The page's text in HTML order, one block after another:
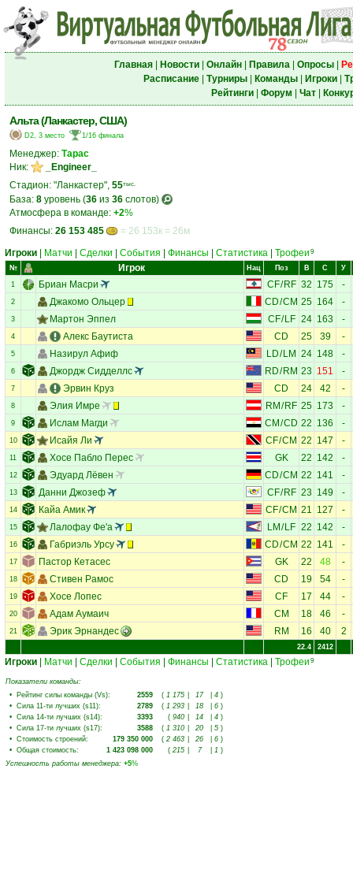
Главная| Новости| Онлайн| Правила| Опросы|
Расписание| Турниры| Команды| Игроки|
Рейтинги| Форум Чат|
Альта (Ланкастер, США)
D2, 3 место 1/16 финала
Менеджер: Тарас
Ник:
_Engineer_
Стадион: "Ланкастер", 55тыс.
База: 8 уровень (36 из 36 слотов)
Атмосфера в команде: +2%
Финансы: 26 153 485
= 26 153к = 26м
Игроки
Матчи Сделки События Финансы Статистика Трофеи 9
№ Игрок Нац Поз В С У
1 Бриан Масри CF/RF 32 175 -
2 Джакомо Ольцер CD/CM 25 164 -
3 Мартон Эппел CF/LF 24 163 -
4 Алекс Баутиста CD 25 39 -
5 Назирул Афиф LD/ LM 24 148 -
6 Джордж Сидделлс RD/ RM 23 151 -
7 Эрвин Круз CD 24 42 -
8 Элия Имре RM / RF 25 173 -
9 Ислам Магди CM /CD 22 136 -
10 Исайя Ли CF/CM 22 147 -
11 Хосе Пабло Перес GK 22 142 -
12 Эдуард Лёвен CD/CM 22 141 -
13 Данни Джозеф CF/RF 23 149 -
14 Кайа Амик CF/CM 21 127 -
15 Лалофау Фе'а LM / LF 22 142 -
16 Габриэль Урсу CD/CM 22 141 -
17 Пастор Кетасес GK 22 48 -
18 Стивен Рамос CD 19 54 -
19 Хосе Лопес CF 17 44 -
20 Адам Аумаич CM 18 46 -
21 Эрик Эрнандес RM 16 40 2
22.4 2412
Игроки Матчи Сделки События Финансы Статистика Трофеи 9
Показатели команды:
• Рейтинг силы команды (Vs): 2559 ( 1 175 17 4 )
• Сила 11-ти лучших (s11): 2789 ( 1 293 18 6 )
• Сила 14-ти лучших (s14): 3393 ( 940 14 4 )
• Сила 17-ти лучших (s17): 3588 ( 1 310 20 5 )
• Стоимость строений: 179 350 000 ( 2 463 26 6 )
• Общая стоимость: 1 423 098 000 ( 215 7 1 )
Успешность работы менеджера: +5%